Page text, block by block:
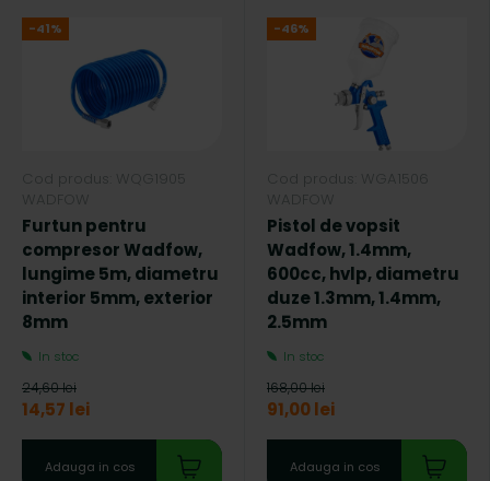
-41%
Cod produs: WQG1905
WADFOW
Furtun pentru
compresor Wadfow,
lungime 5m, diametru
interior 5mm, exterior
8mm
In stoc
14,57 lei
24,60 lei
Adauga in cos
-46%
Cod produs: WGA1506
WADFOW
Pistol de vopsit
Wadfow, 1.4mm,
600cc, hvlp, diametru
duze 1.3mm, 1.4mm,
2.5mm
In stoc
91,00 lei
168,00 lei
Adauga in cos